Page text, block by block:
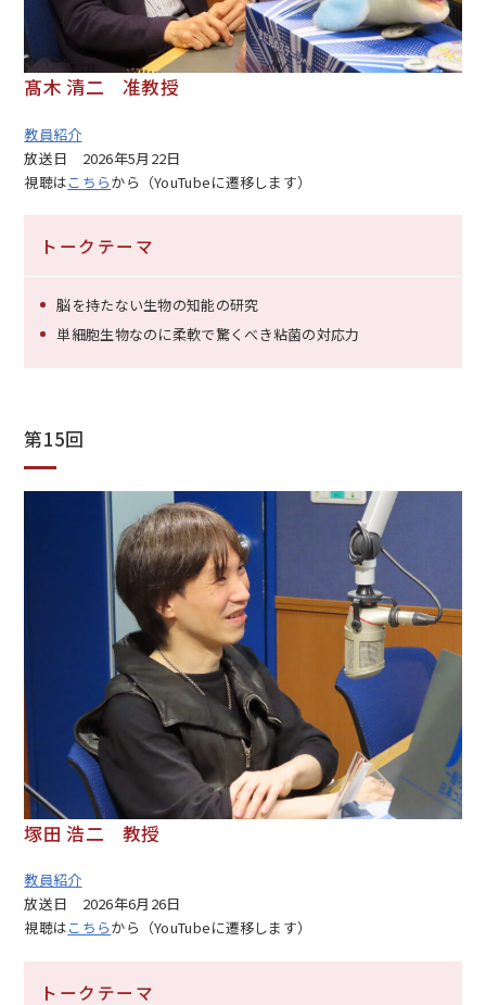
髙木 清二 准教授
教員紹介
放送日 2026年5月22日
視聴はこちらから（YouTubeに遷移します）
トークテーマ
脳を持たない生物の知能の研究
単細胞生物なのに柔軟で驚くべき粘菌の対応力
第15回
塚田 浩二 教授
教員紹介
放送日 2026年6月26日
視聴はこちらから（YouTubeに遷移します）
トークテーマ